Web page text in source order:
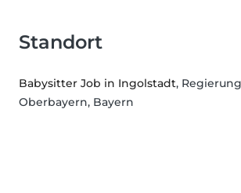
Standort
Babysitter Job in Ingolstadt,
Oberbayern, Bayern